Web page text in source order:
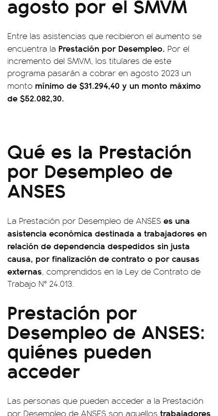
Entre las asistencias que recibieron el aumento se
encuentra la Prestación por Desempleo. Por el
incremento del SMVM, los titulares de este
programa pasarán a cobrar en agosto 2023 un
monto mínimo de $31.294,40 y un monto máximo
de $52.082,30.
Qué es la Prestación
por Desempleo de
ANSES
La Prestación por Desempleo de ANSES es una
asistencia económica destinada a trabajadores en
relación de dependencia despedidos sin justa
causa, por finalización de contrato o por causas
externas, comprendidos en la Ley de Contrato de
Trabajo N° 24.013.
Prestación por
Desempleo de ANSES:
quiénes pueden
acceder
Las personas que pueden acceder a la Prestación
por Desempleo de ANSES son aquellos trabajadores